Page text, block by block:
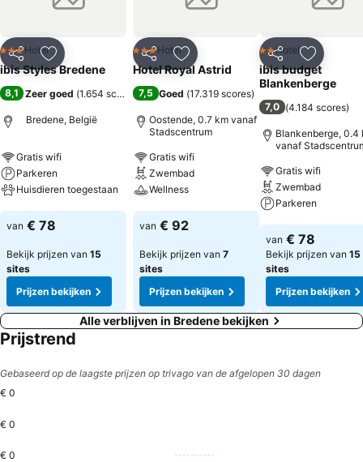
Delen Toevoegen aan favorieten
3 Sterren
Hotel
ibis Styles Bredene
8,1 Zeer goed (1.654 scores )
Bredene, België
Gratis wifi
Parkeren
Huisdieren toegestaan
Prijzen bekijken
van € 78
Bekijk prijzen van 15
sites
Prijzen bekijken
Delen Toevoegen aan favorieten
3 Sterren
Hotel
Hotel Royal Astrid
7,5 Goed (17.319 scores)
Oostende, 0.7 km vanaf
Stadscentrum
Gratis wifi
Zwembad
Wellness
Prijzen bekijken
van € 92
Bekijk prijzen van 7
sites
Prijzen bekijken
Delen
2 Sterren
Hotel
ibis budget
Blankenberge
7,0 (4.184 scores)
Blankenberge, 0.4
vanaf
Gratis wifi
Zwembad
Parkeren
Prijzen bekijken
van € 78
Bekijk prijzen van 15
sites
Prijzen bekijken
Alle verblijven in Bredene bekijken
Prijstrend
Gebaseerd op de laagste prijzen op trivago van de afgelopen 30 dagen
€ 0
€ 0
€ 0